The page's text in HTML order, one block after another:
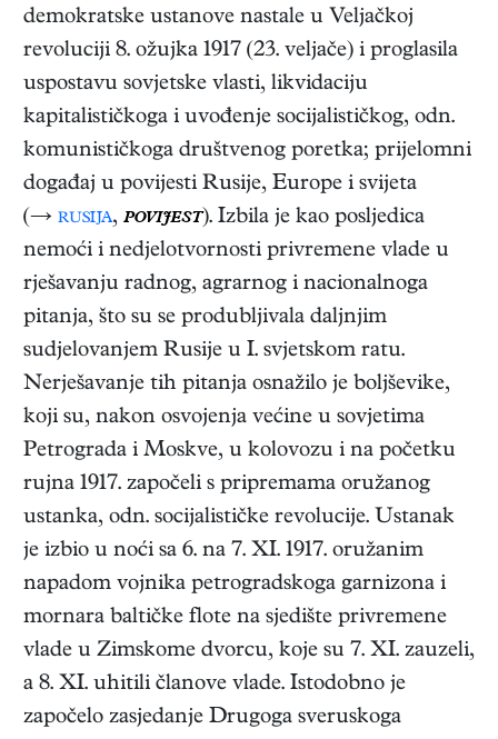
demokratske ustanove nastale u Veljačkoj
revoluciji 8. ožujka 1917 (23. veljače) i proglasila
uspostavu sovjetske vlasti, likvidaciju
kapitalističkoga i uvođenje socijalističkog, odn.
komunističkoga društvenog poretka; prijelomni
događaj u povijesti Rusije, Europe i svijeta
(→ rusija, povijest). Izbila je kao posljedica
nemoći i nedjelotvornosti privremene vlade u
rješavanju radnog, agrarnog i nacionalnoga
pitanja, što su se produbljivala daljnjim
sudjelovanjem Rusije u I. svjetskom ratu.
Nerješavanje tih pitanja osnažilo je boljševike,
koji su, nakon osvojenja većine u sovjetima
Petrograda i Moskve, u kolovozu i na početku
rujna 1917. započeli s pripremama oružanog
ustanka, odn. socijalističke revolucije. Ustanak
je izbio u noći sa 6. na 7. XI. 1917. oružanim
napadom vojnika petrogradskoga garnizona i
mornara baltičke flote na sjedište privremene
vlade u Zimskome dvorcu, koje su 7. XI. zauzeli,
a 8. XI. uhitili članove vlade. Istodobno je
započelo zasjedanje Drugoga sveruskoga